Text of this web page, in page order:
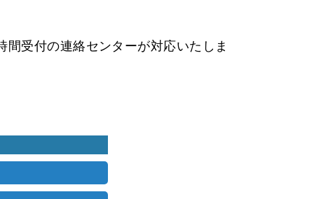
受付の連絡センターが対応いたしま